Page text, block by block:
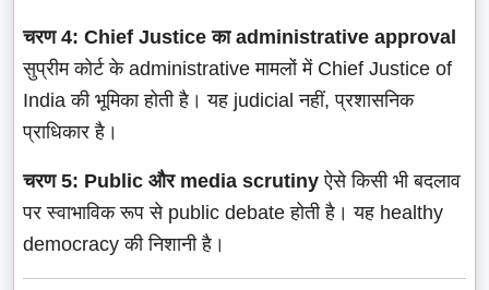
चरण 4: Chief Justice का administrative approval
सुप्रीम कोर्ट के administrative मामलों में Chief Justice of
India की भूमिका होती है। यह judicial नहीं, प्रशासनिक
प्राधिकार है।
चरण 5: Public और media scrutiny ऐसे किसी भी बदलाव
पर स्वाभाविक रूप से public debate होती है। यह healthy
democracy की निशानी है।